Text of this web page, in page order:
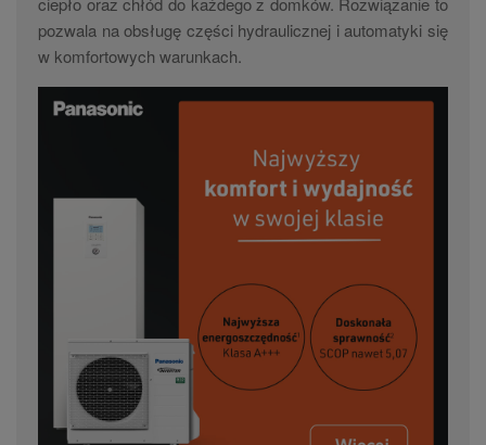
pozwala na obsługę części hydraulicznej i automatyki się
w komfortowych warunkach.